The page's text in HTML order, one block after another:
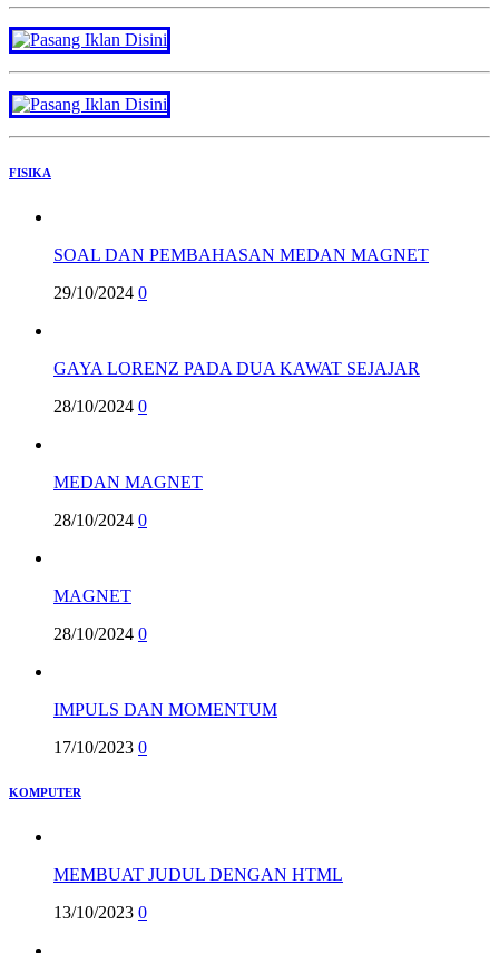
FISIKA
SOAL DAN PEMBAHASAN MEDAN MAGNET
29/10/2024 0
GAYA LORENZ PADA DUA KAWAT SEJAJAR
28/10/2024 0
MEDAN MAGNET
28/10/2024 0
MAGNET
28/10/2024 0
IMPULS DAN MOMENTUM
17/10/2023 0
KOMPUTER
MEMBUAT JUDUL DENGAN HTML
13/10/2023 0